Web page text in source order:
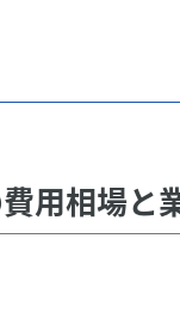
用相場と